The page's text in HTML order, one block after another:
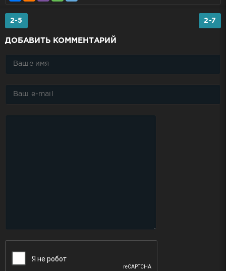
2-5 2-7
ДОБАВИТЬ КОММЕНТАРИЙ